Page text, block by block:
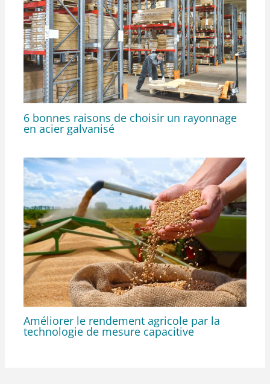
6 bonnes raisons de choisir un rayonnage
en acier galvanisé
Améliorer le rendement agricole par la
technologie de mesure capacitive